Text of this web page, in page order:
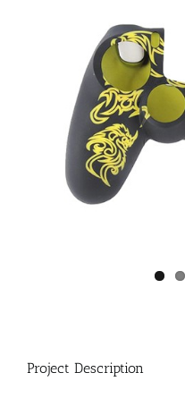
Project Description